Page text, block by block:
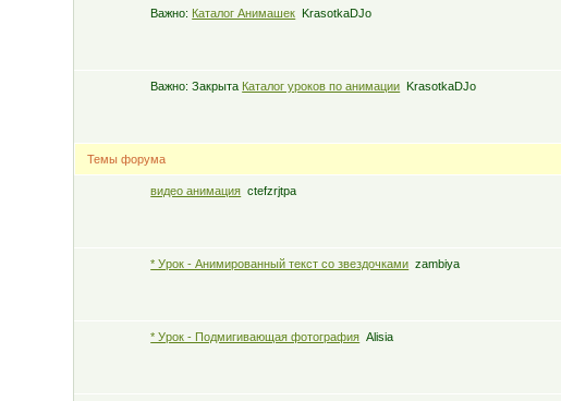
Важно: Каталог Анимашек KrasotkaDJo
Важно: Закрыта Каталог уроков по анимации KrasotkaDJo
Темы форума
видео анимация ctefzrjtpa
* Урок - Анимированный текст со звездочками zambiya
* Урок - Подмигивающая фотография Alisia